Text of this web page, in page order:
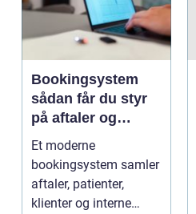
Bookingsystem
sådan får du styr
på aftaler og
arbejdsgange
Et moderne
bookingsystem samler
aftaler, patienter,
klienter og interne